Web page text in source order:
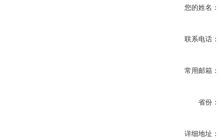
您的姓名：
联系电话：
常用邮箱：
省份：
详细地址：